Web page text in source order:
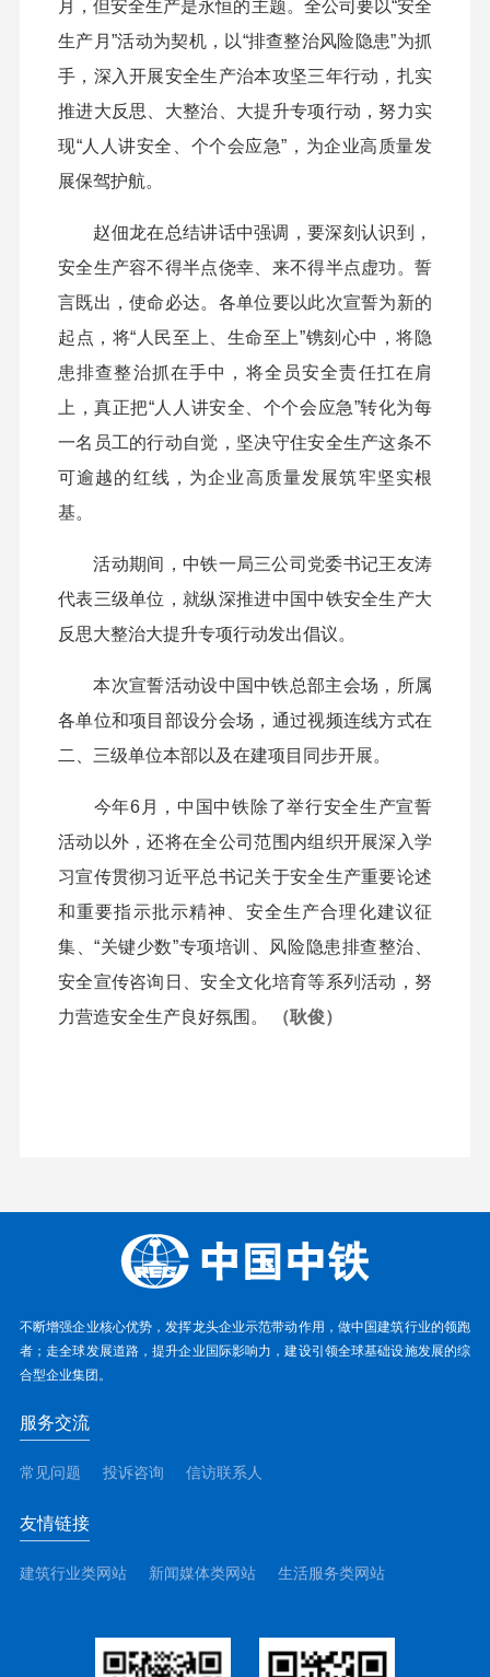
月，但安全生产是永恒的主题。全公司要以“安全
生产月”活动为契机，以“排查整治风险隐患”为抓
手，深入开展安全生产治本攻坚三年行动，扎实
推进大反思、大整治、大提升专项行动，努力实
现“人人讲安全、个个会应急”，为企业高质量发
展保驾护航。
赵佃龙在总结讲话中强调，要深刻认识到，
安全生产容不得半点侥幸、来不得半点虚功。誓
言既出，使命必达。各单位要以此次宣誓为新的
起点，将“人民至上、生命至上”镌刻心中，将隐
患排查整治抓在手中，将全员安全责任扛在肩
上，真正把“人人讲安全、个个会应急”转化为每
一名员工的行动自觉，坚决守住安全生产这条不
可逾越的红线，为企业高质量发展筑牢坚实根
基。
活动期间，中铁一局三公司党委书记王友涛
代表三级单位，就纵深推进中国中铁安全生产大
反思大整治大提升专项行动发出倡议。
本次宣誓活动设中国中铁总部主会场，所属
各单位和项目部设分会场，通过视频连线方式在
二、三级单位本部以及在建项目同步开展。
今年6月，中国中铁除了举行安全生产宣誓
活动以外，还将在全公司范围内组织开展深入学
习宣传贯彻习近平总书记关于安全生产重要论述
和重要指示批示精神、安全生产合理化建议征
集、“关键少数”专项培训、风险隐患排查整治、
安全宣传咨询日、安全文化培育等系列活动，努
力营造安全生产良好氛围。
（耿俊）
不断增强企业核心优势，发挥龙头企业示范带动作用，做中国建筑行业的领跑
者；走全球发展道路，提升企业国际影响力，建设引领全球基础设施发展的综
合型企业集团。
服务交流
常见问题 投诉咨询 信访联系人
友情链接
建筑行业类网站 新闻媒体类网站 生活服务类网站